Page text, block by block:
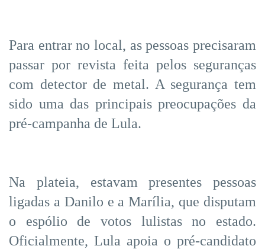
Para entrar no local, as pessoas precisaram
passar por revista feita pelos seguranças
com detector de metal. A segurança tem
sido uma das principais preocupações da
pré-campanha de Lula.
Na plateia, estavam presentes pessoas
ligadas a Danilo e a Marília, que disputam
o espólio de votos lulistas no estado.
Oficialmente, Lula apoia o pré-candidato